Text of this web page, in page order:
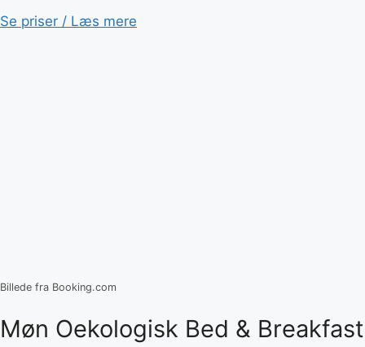
Se priser / Læs mere
Billede fra Booking.com
Møn Oekologisk Bed & Breakfast